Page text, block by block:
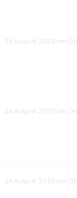
24 August 2025 om
24 August 2025 om
24 August 2025 om